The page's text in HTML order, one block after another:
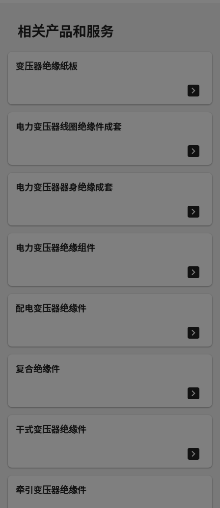
相关产品和服务
变压器绝缘纸板
电力变压器线圈绝缘件成套
电力变压器器身绝缘成套
电力变压器绝缘组件
配电变压器绝缘件
复合绝缘件
干式变压器绝缘件
牵引变压器绝缘件